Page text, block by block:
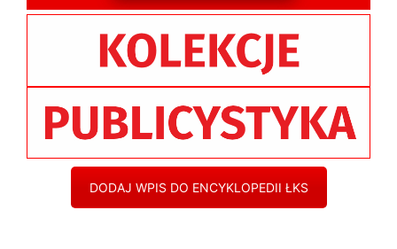
DODAJ WPIS DO ENCYKLOPEDII ŁKS